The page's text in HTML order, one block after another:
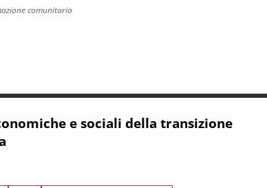
comunitaria
aree interne del ciclo di programmazione 2021-2027
e sociali della transizione